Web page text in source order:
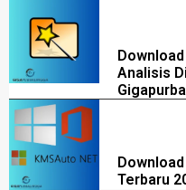
Analisis
Terbaru